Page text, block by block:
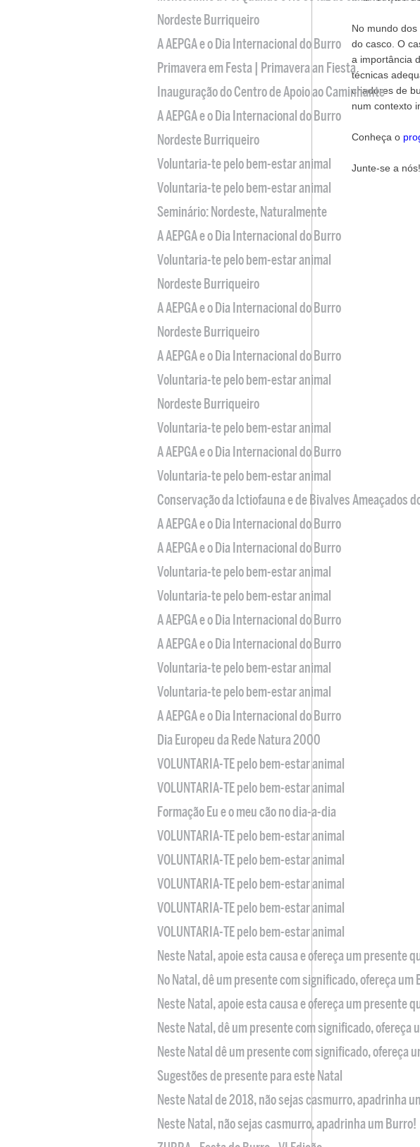
No mundo
do casco. O
a importância
técnicas
criadores de
num contexto
Conheça o
Junte-se a nós!
Nordeste Burriqueiro
A AEPGA e o Dia Internacional do Burro
Primavera em Festa | Primavera an Fiesta
Inauguração do Centro de Apoio ao Caminhante
A AEPGA e o Dia Internacional do Burro
Nordeste Burriqueiro
Voluntaria-te pelo bem-estar animal
Voluntaria-te pelo bem-estar animal
Seminário: Nordeste, Naturalmente
A AEPGA e o Dia Internacional do Burro
Voluntaria-te pelo bem-estar animal
Nordeste Burriqueiro
A AEPGA e o Dia Internacional do Burro
Nordeste Burriqueiro
A AEPGA e o Dia Internacional do Burro
Voluntaria-te pelo bem-estar animal
Nordeste Burriqueiro
Voluntaria-te pelo bem-estar animal
A AEPGA e o Dia Internacional do Burro
Voluntaria-te pelo bem-estar animal
Conservação da Ictiofauna e de Bivalves Ameaçados
A AEPGA e o Dia Internacional do Burro
A AEPGA e o Dia Internacional do Burro
Voluntaria-te pelo bem-estar animal
Voluntaria-te pelo bem-estar animal
A AEPGA e o Dia Internacional do Burro
A AEPGA e o Dia Internacional do Burro
Voluntaria-te pelo bem-estar animal
Voluntaria-te pelo bem-estar animal
A AEPGA e o Dia Internacional do Burro
Dia Europeu da Rede Natura 2000
VOLUNTARIA-TE pelo bem-estar animal
VOLUNTARIA-TE pelo bem-estar animal
Formação Eu e o meu cão no dia-a-dia
VOLUNTARIA-TE pelo bem-estar animal
VOLUNTARIA-TE pelo bem-estar animal
VOLUNTARIA-TE pelo bem-estar animal
VOLUNTARIA-TE pelo bem-estar animal
VOLUNTARIA-TE pelo bem-estar animal
Neste Natal, apoie esta causa e ofereça um presente
No Natal, dê um presente com significado, ofereça
Neste Natal, apoie esta causa e ofereça um presente
Neste Natal, dê um presente com significado, ofereça
Neste Natal dê um presente com significado, ofereça
Sugestões de presente para este Natal
Neste Natal de 2018, não sejas casmurro, apadrinha
Neste Natal, não sejas casmurro, apadrinha um Burro!